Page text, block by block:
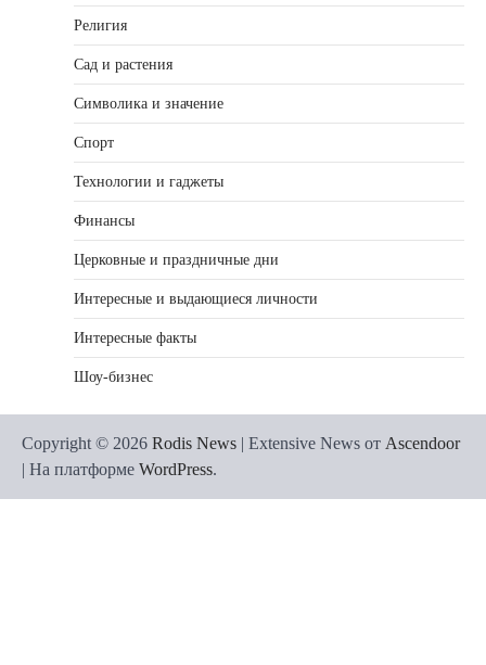
Религия
Сад и растения
Символика и значение
Спорт
Технологии и гаджеты
Финансы
Церковные и праздничные дни
Интересные и выдающиеся личности
Интересные факты
Шоу-бизнес
Copyright © 2026 Rodis News | Extensive News от Ascendoor
| На платформе WordPress.